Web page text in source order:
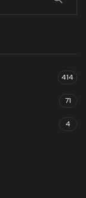
414
71
4